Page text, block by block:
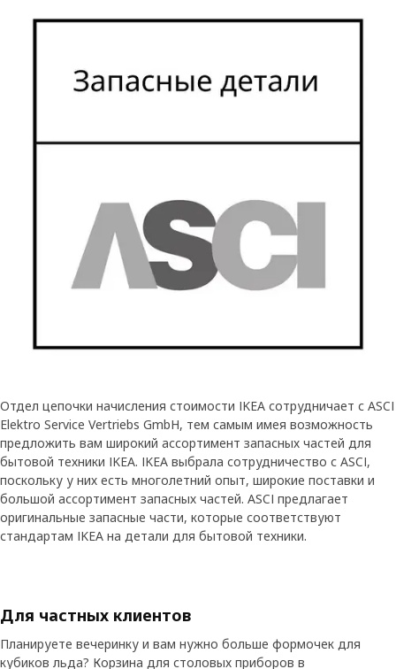
Отдел цепочки начисления стоимости IKEA сотрудничает с ASCI
Elektro Service Vertriebs GmbH, тем самым имея возможность
предложить вам широкий ассортимент запасных частей для
бытовой техники IKEA. IKEA выбрала сотрудничество с ASCI,
поскольку у них есть многолетний опыт, широкие поставки и
большой ассортимент запасных частей. ASCI предлагает
оригинальные запасные части, которые соответствуют
стандартам IKEA на детали для бытовой техники.
Для частных клиентов
Планируете вечеринку и вам нужно больше формочек для
кубиков льда? Корзина для столовых приборов в